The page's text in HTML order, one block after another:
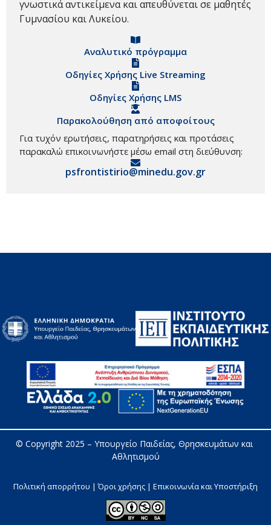
γνωστικά αντικείμενα και απευθύνεται σε μαθητές
Γυμνασίου και Λυκείου.
Αναλυτικό πρόγραμμα
Οδηγίες Χρήσης Live Streaming
Οδηγίες Χρήσης LMS
Παρακολούθηση από αποφοίτους
Για τυχόν ερωτήσεις, παρατηρήσεις και προτάσεις
παρακαλώ επικοινωνήστε μέσω email στη διεύθυνση:
psfrontistirio@minedu.gov.gr
© Copyright 2025 – Υπουργείο Παιδείας, Θρησκευμάτων και
Αθλητισμού
Πολιτική απορρήτου | Όροι χρήσης | Επικοινωνία και Υποστήριξη